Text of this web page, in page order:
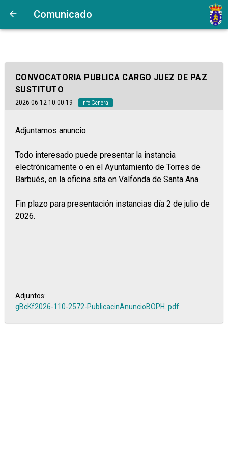
Comunicado
CONVOCATORIA PUBLICA CARGO JUEZ DE PAZ
SUSTITUTO
2026-06-12 10:00:19 Info General
Adjuntamos anuncio.
Todo interesado puede presentar la instancia
electrónicamente o en el Ayuntamiento de Torres de
Barbués, en la oficina sita en Valfonda de Santa Ana.
Fin plazo para presentación instancias día 2 de julio de
2026.
Adjuntos:
gBcKf2026-110-2572-PublicacinAnuncioBOPH..pdf